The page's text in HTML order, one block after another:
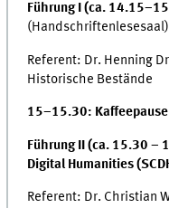
Führung I (ca.
(Handschriftenlesesaal)
Referent: Dr. Henning
Historische Bestände
15–15.30: Kaffeepause
Führung II (ca. 15.30 –
Digital Humanities
Referent: Dr. Christian